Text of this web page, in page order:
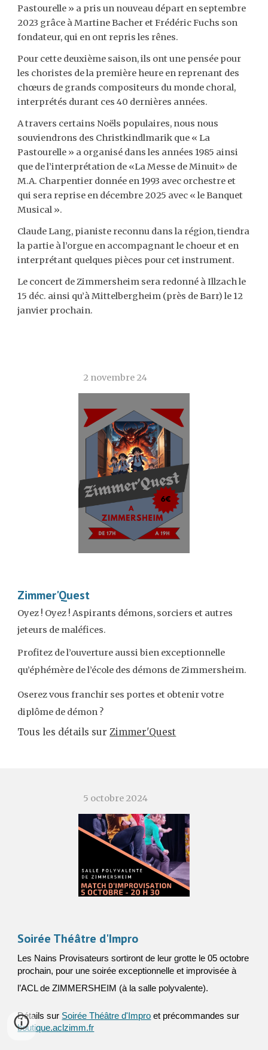
Pastourelle » a pris un nouveau départ en septembre
2023 grâce à Martine Bacher et Frédéric Fuchs son
fondateur, qui en ont repris les rênes.
Pour cette deuxième saison, ils ont une pensée pour
les choristes de la première heure en reprenant des
chœurs de grands compositeurs du monde choral,
interprétés durant ces 40 dernières années.
A travers certains Noëls populaires, nous nous
souviendrons des Christkindlmarik que « La
Pastourelle » a organisé dans les années 1985 ainsi
que de l’interprétation de «La Messe de Minuit» de
M.A. Charpentier donnée en 1993 avec orchestre et
qui sera reprise en décembre 2025 avec « le Banquet
Musical ».
Claude Lang, pianiste reconnu dans la région, tiendra
la partie à l’orgue en accompagnant le choeur et en
interprétant quelques pièces pour cet instrument.
Le concert de Zimmersheim sera redonné à Illzach le
15 déc. ainsi qu’à Mittelbergheim (près de Barr) le 12
janvier prochain.
2 novembre 24
Zimmer'Quest
Oyez ! Oyez ! Aspirants démons, sorciers et autres
jeteurs de maléfices.
Profitez de l’ouverture aussi bien exceptionnelle
qu’éphémère de l’école des démons de Zimmersheim.
Oserez vous franchir ses portes et obtenir votre
diplôme de démon ?
Tous les détails surZimmer'Quest
5 octobre2024
Soirée Théâtre d'Impro
Les Nains Provisateurs sortiront de leur grotte le 05 octobre
prochain, pour une soirée exceptionnelle et improvisée à
l’ACL de ZIMMERSHEIM (à la salle polyvalente).
Détails sur Soirée Théâtre d'Impro et précommandes sur
boutique.aclzimm.fr